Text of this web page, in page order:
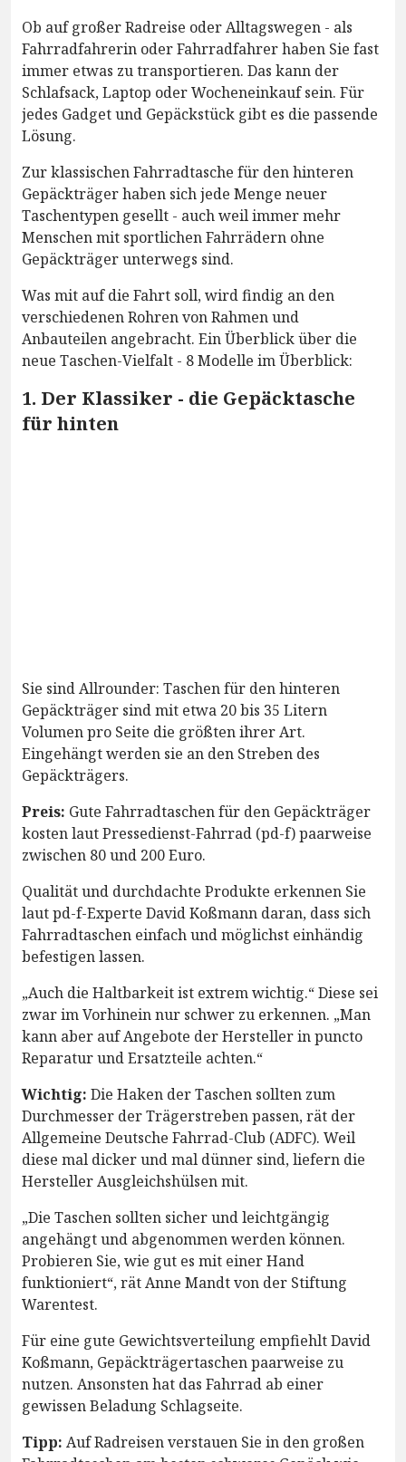
Ob auf großer Radreise oder Alltagswegen - als
Fahrradfahrerin oder Fahrradfahrer haben Sie fast
immer etwas zu transportieren. Das kann der
Schlafsack, Laptop oder Wocheneinkauf sein. Für
jedes Gadget und Gepäckstück gibt es die passende
Lösung.
Zur klassischen Fahrradtasche für den hinteren
Gepäckträger haben sich jede Menge neuer
Taschentypen gesellt - auch weil immer mehr
Menschen mit sportlichen Fahrrädern ohne
Gepäckträger unterwegs sind.
Was mit auf die Fahrt soll, wird findig an den
verschiedenen Rohren von Rahmen und
Anbauteilen angebracht. Ein Überblick über die
neue Taschen-Vielfalt - 8 Modelle im Überblick:
1. Der Klassiker - die Gepäcktasche
für hinten
Sie sind Allrounder: Taschen für den hinteren
Gepäckträger sind mit etwa 20 bis 35 Litern
Volumen pro Seite die größten ihrer Art.
Eingehängt werden sie an den Streben des
Gepäckträgers.
Preis: Gute Fahrradtaschen für den Gepäckträger
kosten laut Pressedienst-Fahrrad (pd-f) paarweise
zwischen 80 und 200 Euro.
Qualität und durchdachte Produkte erkennen Sie
laut pd-f-Experte David Koßmann daran, dass sich
Fahrradtaschen einfach und möglichst einhändig
befestigen lassen.
„Auch die Haltbarkeit ist extrem wichtig.“ Diese sei
zwar im Vorhinein nur schwer zu erkennen. „Man
kann aber auf Angebote der Hersteller in puncto
Reparatur und Ersatzteile achten.“
Wichtig: Die Haken der Taschen sollten zum
Durchmesser der Trägerstreben passen, rät der
Allgemeine Deutsche Fahrrad-Club (ADFC). Weil
diese mal dicker und mal dünner sind, liefern die
Hersteller Ausgleichshülsen mit.
„Die Taschen sollten sicher und leichtgängig
angehängt und abgenommen werden können.
Probieren Sie, wie gut es mit einer Hand
funktioniert“, rät Anne Mandt von der Stiftung
Warentest.
Für eine gute Gewichtsverteilung empfiehlt David
Koßmann, Gepäckträgertaschen paarweise zu
nutzen. Ansonsten hat das Fahrrad ab einer
gewissen Beladung Schlagseite.
Tipp: Auf Radreisen verstauen Sie in den großen